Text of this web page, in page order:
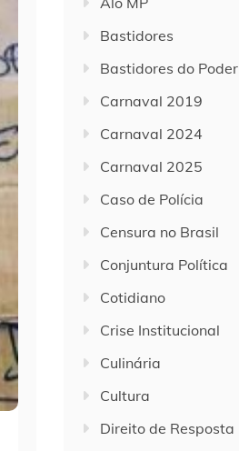
Bastidores
Bastidores do Poder
Carnaval 2019
Carnaval 2024
Carnaval 2025
Caso de Polícia
Censura no Brasil
Conjuntura Política
Cotidiano
Crise Institucional
Culinária
Cultura
Direito de Resposta